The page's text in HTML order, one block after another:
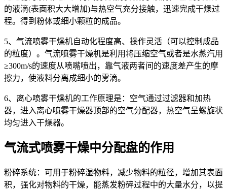
的液滴(表面积大大增加)与热空气充分接触，迅速完成干燥过
程。得到粉体或细小颗粒的成品。
5、气流喷雾干燥机自动化程度高、操作灵活（可以控制成品
的粒度）。气流喷雾干燥机是利用将压缩空气或者是水蒸汽用
≥300m/s的速度从喷嘴喷出，靠气液两者间的速度差产生的摩
擦力，使液料分离成细小的雾滴。
6、离心喷雾干燥机的工作原理是：空气通过过滤器和加热
器，进入离心喷雾干燥器顶部的空气分配器，热空气呈螺旋状
均匀进入干燥器。
气流式喷雾干燥中分配盘的作用
粉碎系统：可用于粉碎湿物料，减少物料的粒径，增加其表面
积，强化对物料的干燥，能蒸发粉碎过程中的大量水分，以提